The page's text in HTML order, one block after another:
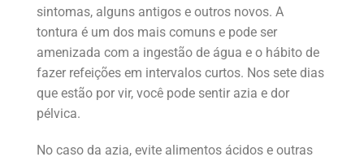
sintomas, alguns antigos e outros novos. A
tontura é um dos mais comuns e pode ser
amenizada com a ingestão de água e o hábito de
fazer refeições em intervalos curtos. Nos sete dias
que estão por vir, você pode sentir azia e dor
pélvica.
No caso da azia, evite alimentos ácidos e outras